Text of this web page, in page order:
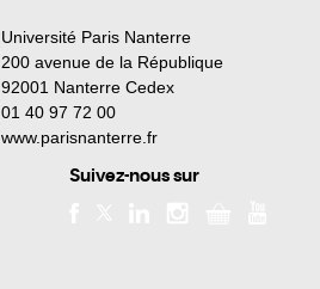
Université Paris Nanterre
200 avenue de la République
92001 Nanterre Cedex
01 40 97 72 00
www.parisnanterre.fr
Suivez-nous sur